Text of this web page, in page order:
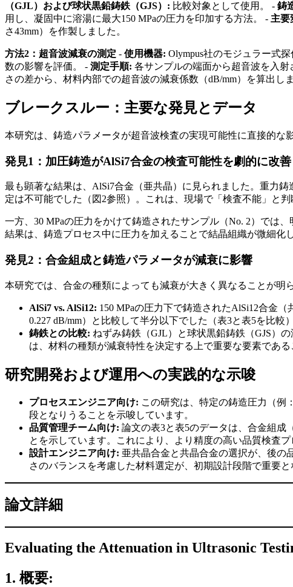
（GJL）および球状黒鉛鋳鉄（GJS）: 比較対象として使用。 - 鋳
用し、凝固中に溶湯に最大150 MPaの圧力を印加する方法。 - 主要
さ43mm）を作製しました。
方法2：超音波減衰の測定 - 使用機器: Olympus社のモジュラー式
数の影響を評価。 - 測定手順: 各サンプルの端面から超音波を入
さの差から、材料内部での超音波の減衰係数（dB/mm）を算出しま
ブレークスルー：主要な発見とデータ
本研究は、鋳造パラメータが超音波検査の実現可能性に直接的な
発見1：加圧鋳造がAlSi7合金の検査可能性を劇的に改善
最も顕著な結果は、AlSi7合金（亜共晶）に見られました。重力
定は不可能でした（図2参照）。これは、現場で「検査不能」と判
一方、30 MPaの圧力をかけて鋳造されたサンプル（No. 2）では
結果は、鋳造プロセス中に圧力を加えることで結晶組織が微細化
発見2：合金組成と鋳造パラメータが減衰に影響
本研究では、合金の種類によっても減衰が大きく異なることが明
AlSi7 vs. AlSi12: 150 MPaの圧力下で鋳造されたAlSi12合金
0.227 dB/mm）と比較して半分以下でした（表3と表5を比
鋳鉄との比較: ねずみ鋳鉄（GJL）と球状黒鉛鋳鉄（GJS）
は、材料の種類が減衰特性を決定する上で重要な要素である
研究開発および運用への実践的な示唆
プロセスエンジニア向け: この研究は、特定の鋳造圧力（例
段となりうることを示唆しています。
品質管理チーム向け: 論文の表3と表5のデータは、合金組成
とを示しています。これにより、より精度の高い品質検査
設計エンジニア向け: 亜共晶合金と共晶合金の選択が、後の
さのバランスを考慮した材料選定が、初期設計段階で重要と
論文詳細
Evaluating the Attenuation in Ultrasonic
1. 概要: